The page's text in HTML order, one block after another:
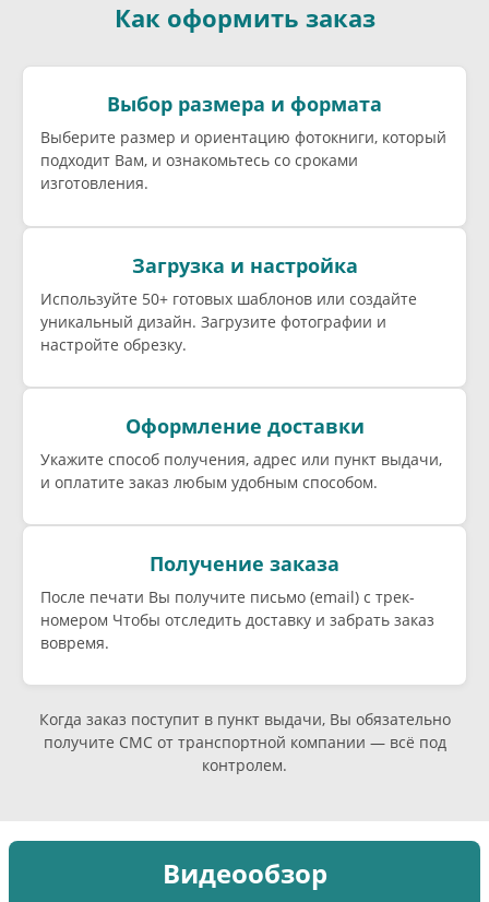
Как оформить заказ
Выбор размера и формата
Выберите размер и ориентацию фотокниги, который
подходит Вам, и ознакомьтесь со сроками
изготовления.
Загрузка и настройка
Используйте 50+ готовых шаблонов или создайте
уникальный дизайн. Загрузите фотографии и
настройте обрезку.
Оформление доставки
Укажите способ получения, адрес или пункт выдачи,
и оплатите заказ любым удобным способом.
Получение заказа
После печати Вы получите письмо (email) c трек-
номером Чтобы отследить доставку и забрать заказ
вовремя.
Когда заказ поступит в пункт выдачи, Вы обязательно
получите СМС от транспортной компании — всё под
контролем.
Видеообзор